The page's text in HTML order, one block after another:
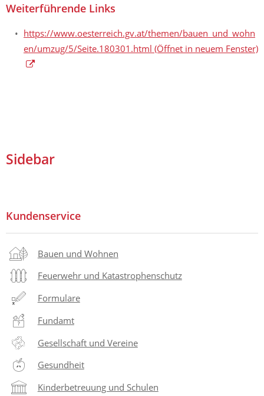
Weiterführende Links
https://www.oesterreich.gv.at/themen/bauen_und_wohn
en/umzug/5/Seite.180301.html (Öffnet in neuem Fenster)
Sidebar
Kundenservice
Bauen und Wohnen
Feuerwehr und Katastrophenschutz
Formulare
Fundamt
Gesellschaft und Vereine
Gesundheit
Kinderbetreuung und Schulen